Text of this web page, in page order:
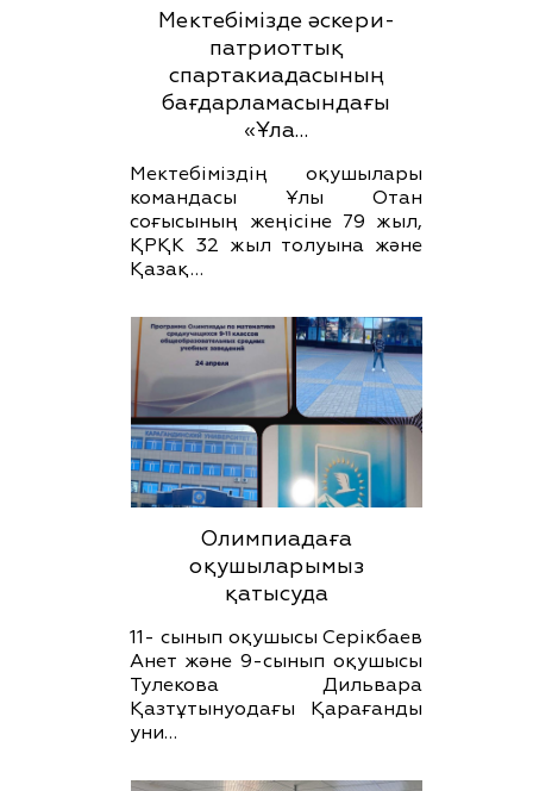
Мектебімізде әскери-
патриоттық
спартакиадасының
бағдарламасындағы
«Ұла…
Мектебіміздің оқушылары
командасы Ұлы Отан
соғысының жеңісіне 79 жыл,
ҚРҚК 32 жыл толуына және
Қазақ…
Олимпиадаға
оқушыларымыз
қатысуда
11- сынып оқушысы Серікбаев
Анет және 9-сынып оқушысы
Тулекова Дильвара
Қазтұтынуодағы Қарағанды
уни…